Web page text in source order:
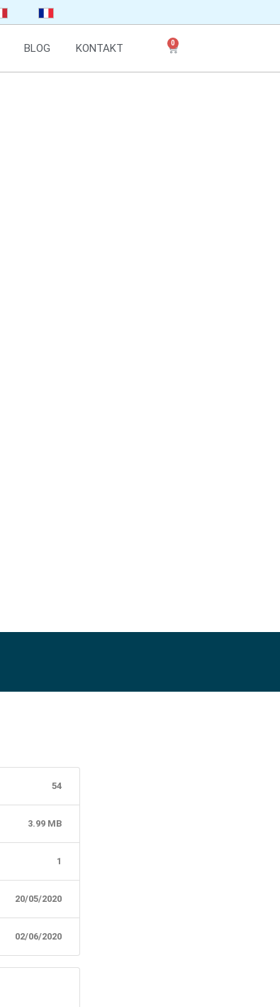
BLOG KONTAKT 0
54
3.99 MB
1
20/05/2020
02/06/2020